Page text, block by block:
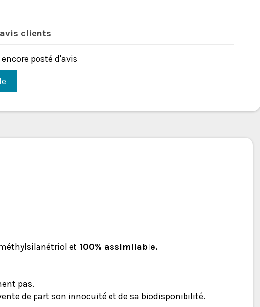
clients
posté d'avis
et 100% assimilable.
pas.
de part son innocuité et de sa biodisponibilité.